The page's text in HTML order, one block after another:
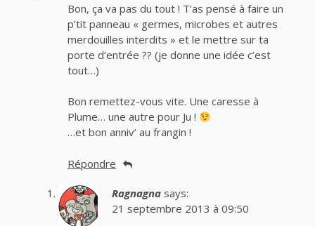
Bon, ça va pas du tout ! T’as pensé à faire un
p’tit panneau « germes, microbes et autres
merdouilles interdits » et le mettre sur ta
porte d’entrée ?? (je donne une idée c’est
tout…)
Bon remettez-vous vite. Une caresse à
Plume… une autre pour Ju !
…et bon anniv’ au frangin !
Répondre
Ragnagna says:
21 septembre 2013 à 09:50